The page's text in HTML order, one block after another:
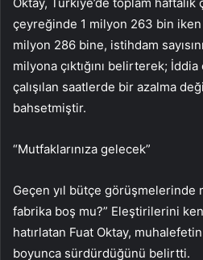
çeyreğinde 1 milyon 263 bin iken
milyon 286 bine, istihdam
milyona çıktığını belirterek;
çalışılan saatlerde bir azalma
bahsetmiştir.
“Mutfaklarınıza gelecek”
Geçen yıl bütçe görüşmelerinde
fabrika boş mu?” Eleştirilerini
hatırlatan Fuat Oktay,
boyunca sürdürdüğünü belirtti.